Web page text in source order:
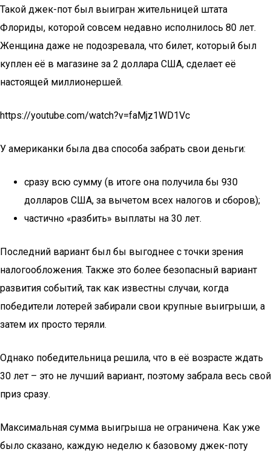
Такой джек-пот был выигран жительницей штата
Флориды, которой совсем недавно исполнилось 80 лет.
Женщина даже не подозревала, что билет, который был
куплен её в магазине за 2 доллара США, сделает её
настоящей миллионершей.
https://youtube.com/watch?v=faMjz1WD1Vc
У американки была два способа забрать свои деньги:
сразу всю сумму (в итоге она получила бы 930
долларов США, за вычетом всех налогов и сборов);
частично «разбить» выплаты на 30 лет.
Последний вариант был бы выгоднее с точки зрения
налогообложения. Также это более безопасный вариант
развития событий, так как известны случаи, когда
победители лотерей забирали свои крупные выигрыши, а
затем их просто теряли.
Однако победительница решила, что в её возрасте ждать
30 лет – это не лучший вариант, поэтому забрала весь свой
приз сразу.
Максимальная сумма выигрыша не ограничена. Как уже
было сказано, каждую неделю к базовому джек-поту